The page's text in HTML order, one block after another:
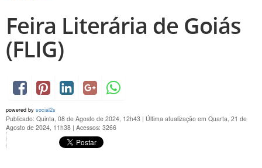
Feira Literária de Goiás
(FLIG)
powered by social2s
Publicado: Quinta, 08 de Agosto de 2024, 12h43 | Última atualização em Quarta, 21 de
Agosto de 2024, 11h38 | Acessos: 3266